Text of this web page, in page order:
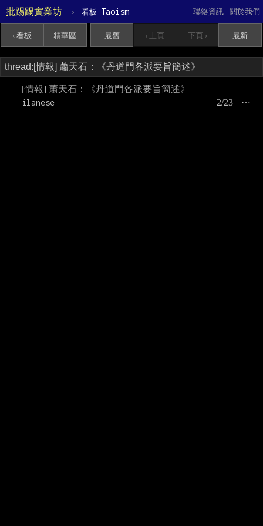
批踢踢實業坊 › 看板 Taoism 關於我們
聯絡資訊
‹ 看板 精華區 最舊 ‹ 上頁 下頁 › 最新
[情報] 蕭天石：《丹道門各派要旨簡述》
ilanese
⋯
2/23